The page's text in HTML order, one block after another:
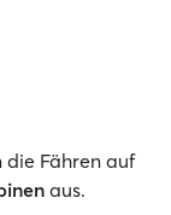
Fähren auf
aus.